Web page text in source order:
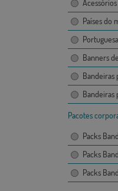
Países do
Portuguesa
Banners
Bandeiras
Bandeiras
Pacotes
Packs
Packs
Packs